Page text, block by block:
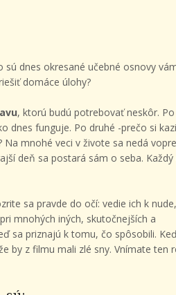
sú dnes okresané učebné osnovy
domáce úlohy?
, ktorú budú potrebovať neskôr.
dnes funguje. Po druhé -prečo si
mnohé veci v živote sa nedá
deň sa postará sám o seba. Každý
sa pravde do očí: vedie ich k nude,
mnohých iných, skutočnejších a
sa priznajú k tomu, čo spôsobili.
by z filmu mali zlé sny. Vnímate ten